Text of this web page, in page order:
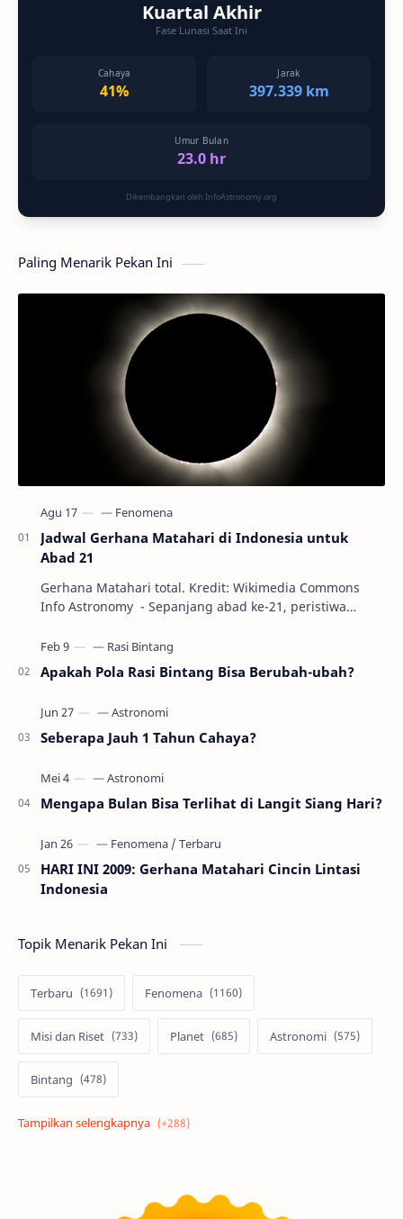
Kuartal Akhir
Fase Lunasi Saat Ini
Cahaya
41%
Jarak
397.339 km
Umur Bulan
23.0 hr
Dikembangkan oleh InfoAstronomy.org
Paling Menarik Pekan Ini
Jadwal Gerhana Matahari di Indonesia untuk
Abad 21
Gerhana Matahari total. Kredit: Wikimedia Commons
Info Astronomy - Sepanjang abad ke-21, peristiwa
Apakah Pola Rasi Bintang Bisa Berubah-ubah?
Seberapa Jauh 1 Tahun Cahaya?
Mengapa Bulan Bisa Terlihat di Langit Siang Hari?
HARI INI 2009: Gerhana Matahari Cincin Lintasi
Indonesia
Topik Menarik Pekan Ini
Terbaru Fenomena
Misi dan Riset Planet Astronomi
Bintang
Alam semesta Galaksi
Tata Surya Hype